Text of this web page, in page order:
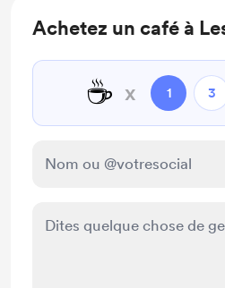
Achetez un café à
☕ x 1 3